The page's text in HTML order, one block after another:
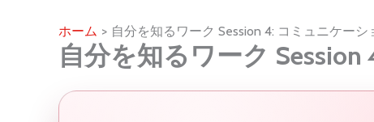
ホーム 自分を知るワーク Session 4: コミュニケーシ
自分を知るワーク